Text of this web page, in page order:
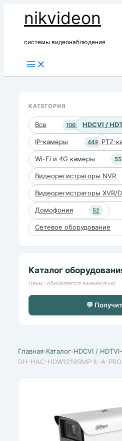
nikvideon
системы видеонаблюдения
КАТЕГОРИЯ
Все 1060 HDCVI /
IP-камеры 449 PTZ-
Wi-Fi и 4G камеры 55
Видеорегистраторы NVR
Видеорегистраторы XVR/
Домофония 52
Сетевое оборудование
Каталог
Цены · обновляется ежемесячно
💬
Главная›Каталог›HDCVI /
DH-HAC-HDW1219SMP-IL-A-